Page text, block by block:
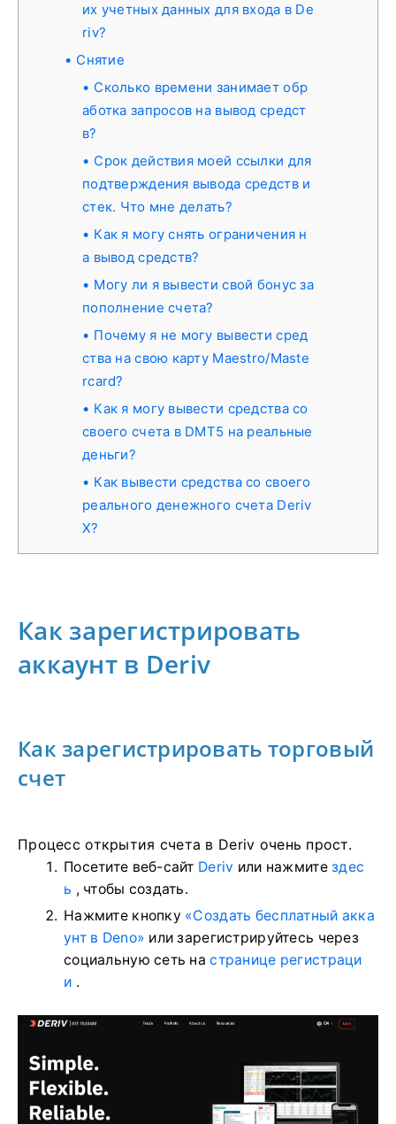
их учетных данных для входа в De
riv?
Снятие
Сколько времени занимает обр
аботка запросов на вывод средст
в?
Срок действия моей ссылки для
подтверждения вывода средств и
стек. Что мне делать?
Как я могу снять ограничения н
а вывод средств?
Могу ли я вывести свой бонус за
пополнение счета?
Почему я не могу вывести сред
ства на свою карту Maestro/Maste
rcard?
Как я могу вывести средства со
своего счета в DMT5 на реальные
деньги?
Как вывести средства со своего
реального денежного счета Deriv
X?
Как зарегистрировать
аккаунт в Deriv
Как зарегистрировать торговый
счет
Процесс открытия счета в Deriv очень прост.
Посетите веб-сайт Deriv или нажмитездес
ь , чтобы создать.
Нажмите кнопку «Создать бесплатный акка
унт в Deno» или зарегистрируйтесь через
социальную сеть настранице регистраци
и .